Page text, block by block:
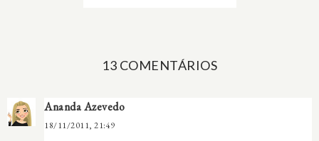
13 COMENTÁRIOS
Ananda Azevedo
18/11/2011, 21:49